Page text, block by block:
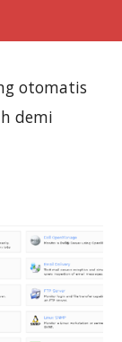
otomatis
demi